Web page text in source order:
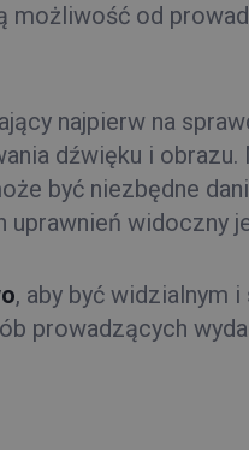
możliwość od
najpierw na
dźwięku i
być niezbędne
uprawnień widoczny
, aby być widzialnym i
prowadzących